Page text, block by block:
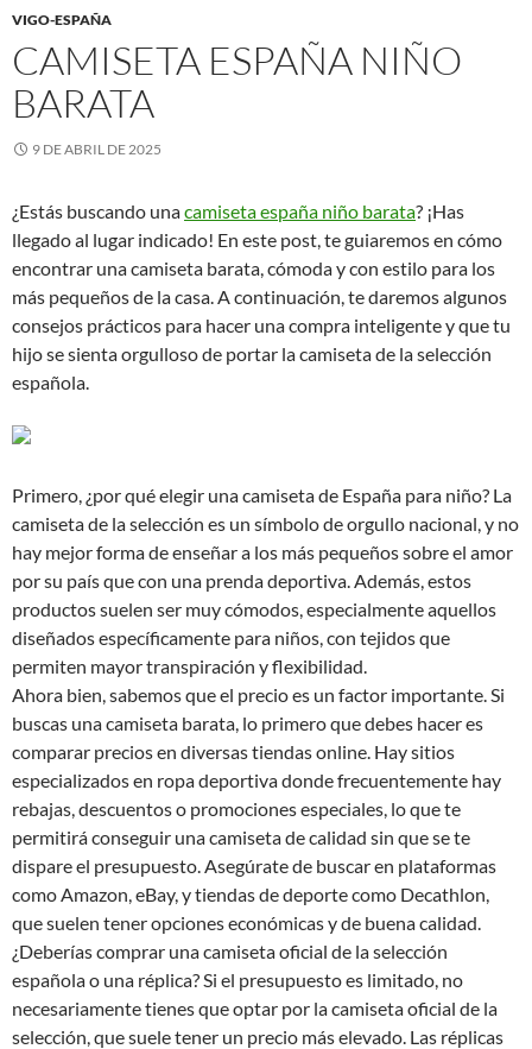
VIGO-ESPAÑA
CAMISETA ESPAÑA NIÑO
BARATA
9 DE ABRIL DE 2025
¿Estás buscando unacamiseta españa niño barata? ¡Has
llegado al lugar indicado! En este post, te guiaremos en cómo
encontrar una camiseta barata, cómoda y con estilo para los
más pequeños de la casa. A continuación, te daremos algunos
consejos prácticos para hacer una compra inteligente y que tu
hijo se sienta orgulloso de portar la camiseta de la selección
española.
Primero, ¿por qué elegir una camiseta de España para niño? La
camiseta de la selección es un símbolo de orgullo nacional, y no
hay mejor forma de enseñar a los más pequeños sobre el amor
por su país que con una prenda deportiva. Además, estos
productos suelen ser muy cómodos, especialmente aquellos
diseñados específicamente para niños, con tejidos que
permiten mayor transpiración y flexibilidad.
Ahora bien, sabemos que el precio es un factor importante. Si
buscas una camiseta barata, lo primero que debes hacer es
comparar precios en diversas tiendas online. Hay sitios
especializados en ropa deportiva donde frecuentemente hay
rebajas, descuentos o promociones especiales, lo que te
permitirá conseguir una camiseta de calidad sin que se te
dispare el presupuesto. Asegúrate de buscar en plataformas
como Amazon, eBay, y tiendas de deporte como Decathlon,
que suelen tener opciones económicas y de buena calidad.
¿Deberías comprar una camiseta oficial de la selección
española o una réplica? Si el presupuesto es limitado, no
necesariamente tienes que optar por la camiseta oficial de la
selección, que suele tener un precio más elevado. Las réplicas